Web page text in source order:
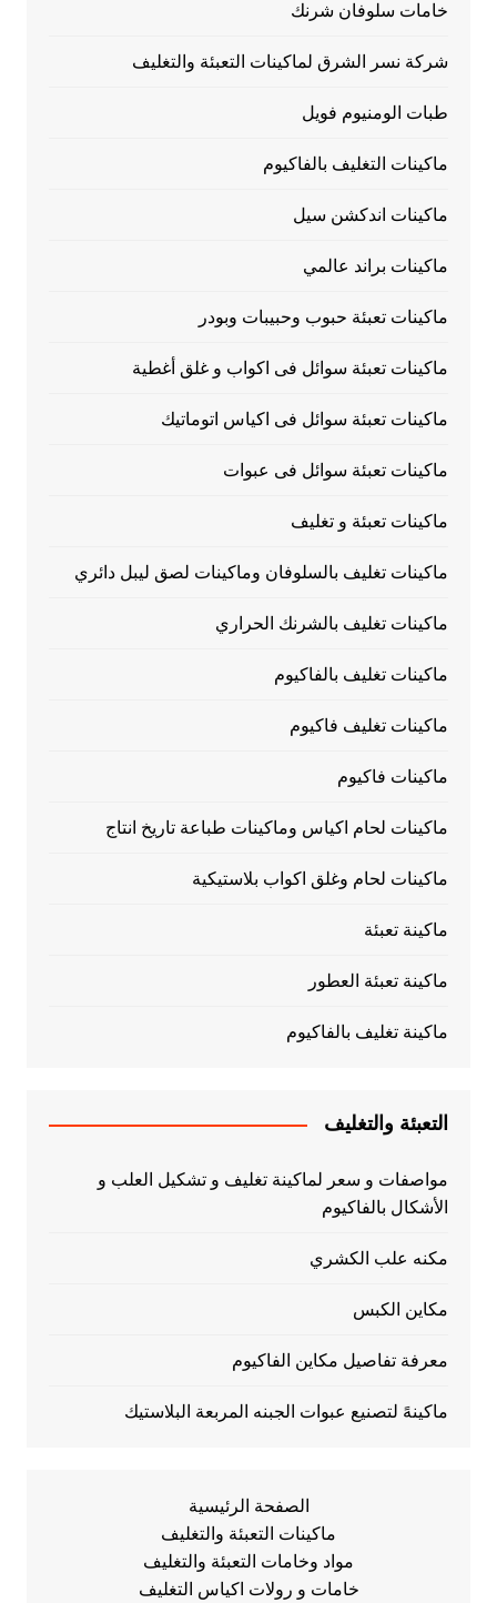
خامات سلوفان شرنك
شركة نسر الشرق لماكينات التعبئة والتغليف
طبات الومنيوم فويل
ماكينات التغليف بالفاكيوم
ماكينات اندكشن سيل
ماكينات براند عالمي
ماكينات تعبئة حبوب وحبيبات وبودر
ماكينات تعبئة سوائل فى اكواب و غلق أغطية
ماكينات تعبئة سوائل فى اكياس اتوماتيك
ماكينات تعبئة سوائل فى عبوات
ماكينات تعبئة و تغليف
ماكينات تغليف بالسلوفان وماكينات لصق ليبل دائري
ماكينات تغليف بالشرنك الحراري
ماكينات تغليف بالفاكيوم
ماكينات تغليف فاكيوم
ماكينات فاكيوم
ماكينات لحام اكياس وماكينات طباعة تاريخ انتاج
ماكينات لحام وغلق اكواب بلاستيكية
ماكينة تعبئة
ماكينة تعبئة العطور
ماكينة تغليف بالفاكيوم
التعبئة والتغليف
مواصفات و سعر لماكينة تغليف و تشكيل العلب و
الأشكال بالفاكيوم
مكنه علب الكشري
مكاين الكبس
معرفة تفاصيل مكاين الفاكيوم
ماكينهً لتصنيع عبوات الجبنه المربعة البلاستيك
الصفحة الرئيسية
ماكينات التعبئة والتغليف
مواد وخامات التعبئة والتغليف
خامات و رولات اكياس التغليف